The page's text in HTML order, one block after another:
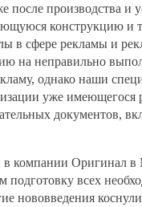
после производства и
конструкцию и
в сфере рекламы и
на неправильно
однако наши
уже имеющегося
документов,
в компании Оригинал
подготовку всех
нововведения